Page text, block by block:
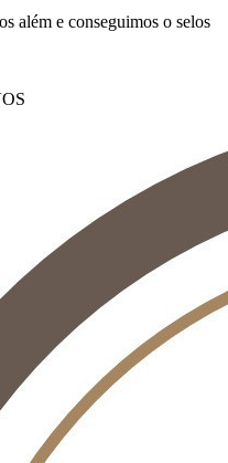
além e conseguimos o selos